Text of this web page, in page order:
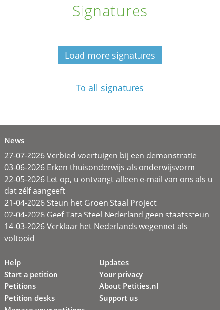
Signatures
Load more signatures
To all signatures
News
27-07-2026 Verbied voertuigen bij een demonstratie
03-06-2026 Erken thuisonderwijs als onderwijsvorm
22-05-2026 Let op, u ontvangt alleen e-mail van ons als u
dat zélf aangeeft
21-04-2026 Steun het Groen Staal Project
02-04-2026 Geef Tata Steel Nederland geen staatssteun
14-03-2026 Verklaar het Nederlands wegennet als
voltooid
Help
Start a petition
Petitions
Petition desks
Updates
Your privacy
About Petities.nl
Support us